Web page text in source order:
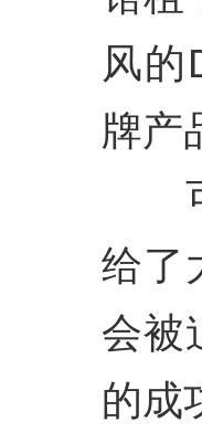
风的
牌产
可
给了
会被
的成